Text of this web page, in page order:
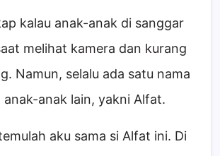
kalau anak-anak di sanggar
melihat kamera dan kurang
Namun, selalu ada satu nama
anak lain, yakni Alfat.
aku sama si Alfat ini. Di